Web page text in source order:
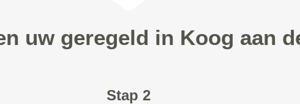
uw geregeld in Koog aan
Stap 2